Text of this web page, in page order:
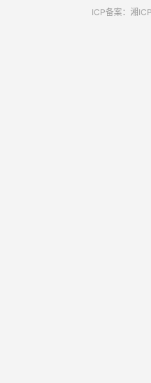
ICP备案： 湘